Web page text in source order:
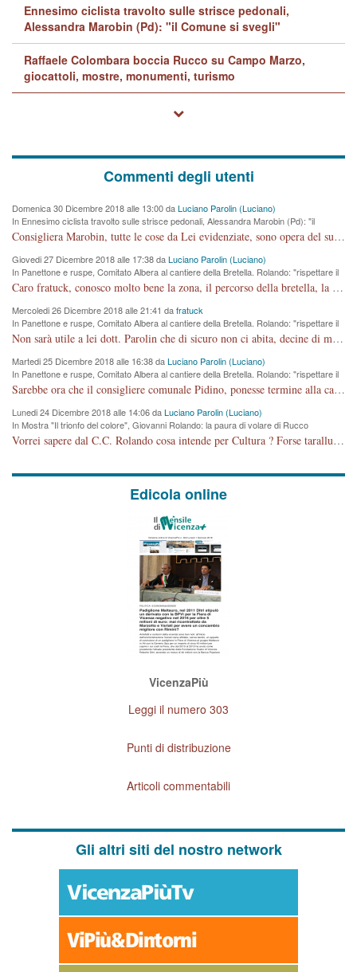
Ennesimo ciclista travolto sulle strisce pedonali,
Alessandra Marobin (Pd): "il Comune si svegli"
Raffaele Colombara boccia Rucco su Campo Marzo,
giocattoli, mostre, monumenti, turismo
Commenti degli utenti
Domenica 30 Dicembre 2018 alle 13:00 daLuciano Parolin (Luciano)
In Ennesimo ciclista travolto sulle strisce pedonali, Alessandra Marobin (Pd): "il
Comune si svegli"
Consigliera Marobin, tutte le cose da Lei evidenziate, sono opera del suo ex Assessore e compagno di Partito Antonio Marco Dalla Pozza Assessore alla "progettazione" di piste ciclabili e altre porcherie. A lui manderei il conto da saldare per incidenti e danni alle persone. E' ora che "finiamola." Avete perso rassegnatevi. qui IL SINDACO RUCCO NON C'ENTRA PER NIENTE. CAPITO!!!!!!!! Amen.
Giovedi 27 Dicembre 2018 alle 17:38 daLuciano Parolin (Luciano)
In Panettone e ruspe, Comitato Albera al cantiere della Bretella. Rolando: "rispettare il
cronoprogramma"
Caro fratuck, conosco molto bene la zona, il percorso della bretella, la situazione dei cittadini, abito in Viale Trento. A partire dal 2003 ho partecipato al Comitato di Maddalene pro bretella, e a riunioni propositive per apportare modifiche al progetto. Numerose mie foto del territorio sono arrivate a Roma, altri miei interventi (non graditi dalla Sx) sono stati pubblicati dal GdV, assieme ad altri come Ciro Asproso, ora favorevole alla bretella. Ho partecipato alla raccolta firme per la chiusura della strada x 5 giorni eseguita dal Sindaco Hullwech per sforamento 180 Micro/g. Pertanto come impegno per la tematica sono apposto con la coscienza. Ora il Progetto è partito, fine! Voglio dire che la nuova Giunta "comunale" non c'entra più. L'opera sarà "malauguratamente" eseguita, ma non con il mio placet. Il Consigliere Comunale dovrebbe capire che la campagna elettorale è finita, con buona pace di tutti. Quello che invece dovrebbe interessare è la proprietà della strada, dall'uscita autostradale Ovest, sino alla Rotatoria dell'Albara, vi sono tre possessori: Autostrade SpA; La Provincia, il Comune. Come la mettiamo per il futuro ? I costi, da 50 sono saliti a 100 milioni di € come dire 20 milioni a KM (!) da non credere. Comunque si farà. Ma nessuno canti Vittoria, anzi meglio non farne un ulteriore fatto "partitico" per questioni elettorali o di seggio. Se mi manda la sua mail, sono disponibile ad inviare i documenti e le foto sopra descritte. Con ossequi, Luciano Parolin
Mercoledi 26 Dicembre 2018 alle 21:41 dafratuck
In Panettone e ruspe, Comitato Albera al cantiere della Bretella. Rolando: "rispettare il
cronoprogramma"
Non sarà utile a lei dott. Parolin che di sicuro non ci abita, decine di migliaia di TIR, automobili e padroncini che passano quotidianamente per una strada appena rotabile, non è più possibile stendere i panni, attraversare la strada senza rischiare la morte, le case stanno crepando, i tempi sono cambiati e la bretella non passerà assolutamente per maddalene (ma cosa sta a dire?!), dia invece responsabilità a chi ha costruito tagliando la strada che doveva invece terminare a isola vicentina e non al moracchino lasciando Motta di Costabissara ancora in panne di traffico. I tempi sono cambiati dottore e se l'anagrafe della vita stagna nell'essere umano impressioni conservatrici, la società non le considera perchè va avanti, si industrializza e ha bisogno di infrastrutture e di sviluppo. Ultima considerazione, se è geloso di Rolando perchè vede in lui solo campagne politiche mentre si difendono i SOLI diritti dei cittadini, la preghiamo faccia considerazioni più appropriate. Saluti e complimenti per i suoi scritti.
Martedi 25 Dicembre 2018 alle 16:38 daLuciano Parolin (Luciano)
In Panettone e ruspe, Comitato Albera al cantiere della Bretella. Rolando: "rispettare il
cronoprogramma"
Sarebbe ora che il consigliere comunale Pidino, ponesse termine alla campagna elettorale nel territorio del suo seggio Villaggio del Sole. La tiraca è iniziata, distruggerà 6 km di prateria ovest della città, ricca di fonti e sorgenti d'acqua. I cittadini di Maddalene non avranno più Pace la notte. Molta colpa per la costruzione di questa Strada è proprio del signor Rolando,dei suoi gazebo mobili e che vuol far passare questa opera VANDALICA come progetto "utile" a chi ? Non è cosa seria sig. Rolando!
Lunedi 24 Dicembre 2018 alle 14:06 daLuciano Parolin (Luciano)
In Mostra "Il trionfo del colore", Giovanni Rolando: la paura di volare di Rucco
Vorrei sapere dal C.C. Rolando cosa intende per Cultura ? Forse tarallucci, vino e sagre, o spaghetti tricolori del PD ? Il continuo (s)parlare della mostra a Palazzo Chiericati caro consigliere DANNEGGIA FORTEMENTE l'immagine della città TUTTA e fa deviare i consensi che in RUSSIA (badi bene ex U.R.S.S.) sono ECCELLENTI. A livello artistico l'evento è di alta Valenza culturale, COMPITO di Tutta la Cittadinanza fare il possibile per propagandare l'iniziativa senza farne UN CASO PARTITICO come fa Lei da sempre. Meno Gazebo + Partecipazione! E così sia. Amen.
Edicola online
VicenzaPiù
Leggi il numero 303
Punti di distribuzione
Articoli commentabili
Gli altri siti del nostro network